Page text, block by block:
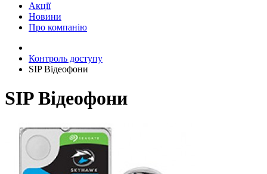
Акції
Новини
Про компанію
Контроль доступу
SIP Відеофони
SIP Відеофони